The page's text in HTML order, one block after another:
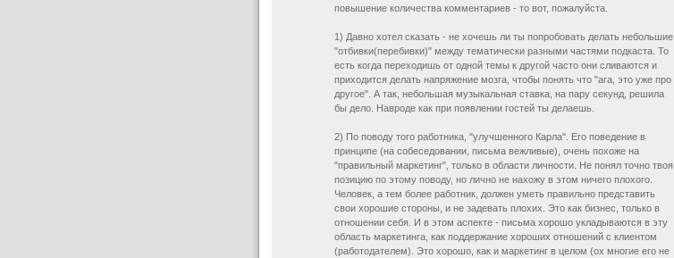
повышение количества комментариев - то вот, пожалуйста.
1) Давно хотел сказать - не хочешь ли ты попробовать делать небольшие
"отбивки(перебивки)" между тематически разными частями подкаста. То
есть когда переходишь от одной темы к другой часто они сливаются и
приходится делать напряжение мозга, чтобы понять что "ага, это уже про
другое". А так, небольшая музыкальная ставка, на пару секунд, решила
бы дело. Навроде как при появлении гостей ты делаешь.
2) По поводу того работника, "улучшенного Карла". Его поведение в
принципе (на собеседовании, письма вежливые), очень похоже на
"правильный маркетинг", только в области личности. Не понял точно твоя
позицию по этому поводу, но лично не нахожу в этом ничего плохого.
Человек, а тем более работник, должен уметь правильно представить
свои хорошие стороны, и не задевать плохих. Это как бизнес, только в
отношении себя. И в этом аспекте - письма хорошо укладываются в эту
область маркетинга, как поддержание хороших отношений с клиентом
(работодателем). Это хорошо, как и маркетинг в целом (ох многие его не